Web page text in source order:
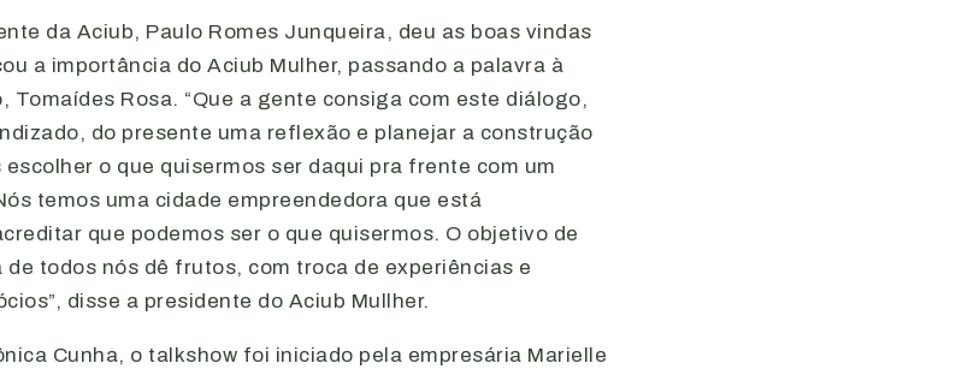
da Aciub, Paulo Romes Junqueira, deu as boas vindas
a importância do Aciub Mulher, passando a palavra à
Tomaídes Rosa. “Que a gente consiga com este diálogo,
do presente uma reflexão e planejar a construção
o que quisermos ser daqui pra frente com um
temos uma cidade empreendedora que está
que podemos ser o que quisermos. O objetivo de
todos nós dê frutos, com troca de experiências e
disse a presidente do Aciub Mullher.
Cunha, o talkshow foi iniciado pela empresária Marielle